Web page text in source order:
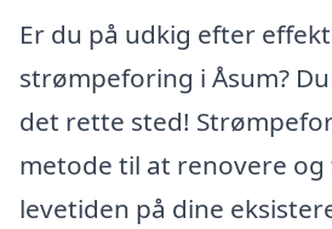
Er du på udkig efter
strømpeforing i Åsum?
det rette sted!
metode til at renovere
levetiden på dine